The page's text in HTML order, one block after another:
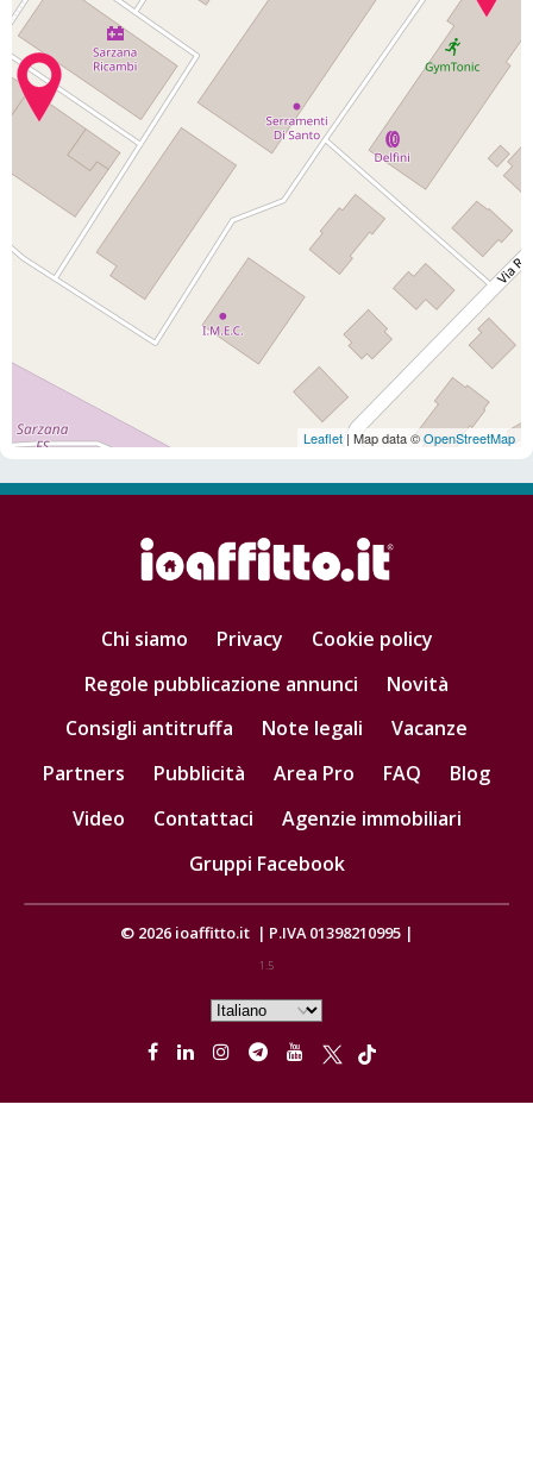
Leaflet | Map data ©OpenStreetMap
Chi siamo Privacy
Cookie policy
Regole pubblicazione annunci
Novità
Consigli antitruffa
Note legali
Vacanze
Partners
Pubblicità Area Pro FAQ
Blog
Video
Contattaci
Agenzie immobiliari
Gruppi Facebook
© 2026 ioaffitto.it | P.IVA 01398210995 |
1.5